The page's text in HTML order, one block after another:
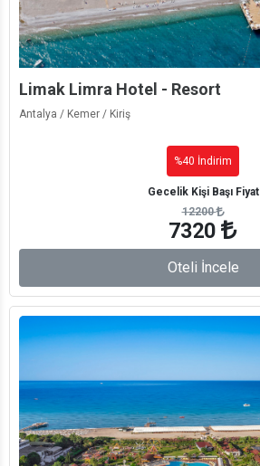
Limak Limra Hotel - Resort
Antalya / Kemer / Kiriş
%40 İndirim
Gecelik Kişi Başı Fiyat
12200
7320
Oteli İncele